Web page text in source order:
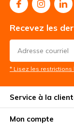
Recevez les
* Lisez les restrictions
Service à la
Mon compte